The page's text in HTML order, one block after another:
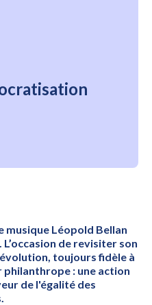
musique Léopold Bellan
de revisiter son
toujours fidèle à
philanthrope : une action
de l'égalité des